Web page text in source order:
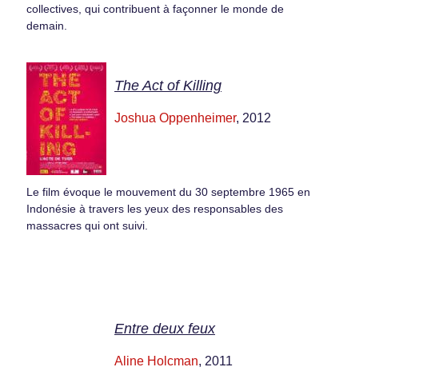
collectives, qui contribuent à façonner le monde de
demain.
The Act of Killing
Joshua Oppenheimer, 2012
Le film évoque le mouvement du 30 septembre 1965 en
Indonésie à travers les yeux des responsables des
massacres qui ont suivi.
Entre deux feux
Aline Holcman, 2011